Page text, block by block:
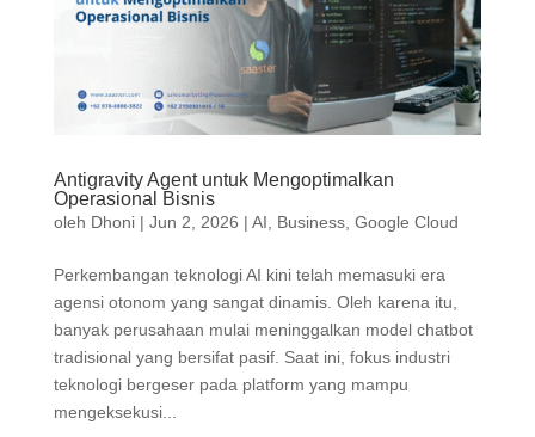
Antigravity Agent untuk Mengoptimalkan
Operasional Bisnis
oleh Dhoni| Jun 2, 2026 | AI Business, Google Cloud
Perkembangan teknologi AI kini telah memasuki era
agensi otonom yang sangat dinamis. Oleh karena itu,
banyak perusahaan mulai meninggalkan model chatbot
tradisional yang bersifat pasif. Saat ini, fokus industri
teknologi bergeser pada platform yang mampu
mengeksekusi...